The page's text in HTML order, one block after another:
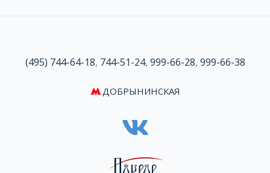
(495) 744-64-18, 744-51-24, 999-66-28, 999-66-38
ДОБРЫНИНСКАЯ